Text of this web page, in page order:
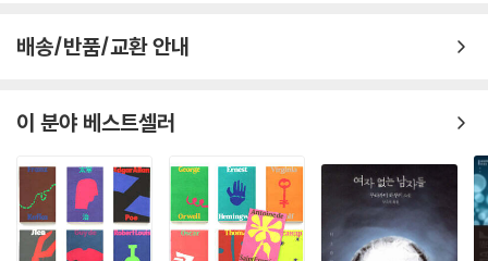
『어디가 됐든 그것이 발견될 것 같은 장소에』
24층과 26층 사이 계단에서 흔적도 없이 자취를 감춰버렸어요.”
주인공은 ‘특정한 방식으로 사라지는 사람들’을 찾고 있다. 어느 날 주인공
의 사무소에 30대 여성이 찾아온다. 자신의 남편이 사라졌다는 것이다. 같
은 아파트에 사는 시어머니를 잠시 뵈러 갔다 오는 계단에서 증발해버렸다
는 것. 주인공은 그야말로 자신이 원하는 케이스임을 직감하고 조사에 나
썼을 때. 박력 넘치는 만화로 다시 태어난 이야기가 쾌감과 절망을 한층 증
- 권영주 (번역가)
배송/반품/교환 안내
이 분야 베스트셀러